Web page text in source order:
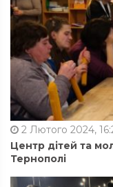
2 Лютого 2024,
Центр дітей та
Тернополі